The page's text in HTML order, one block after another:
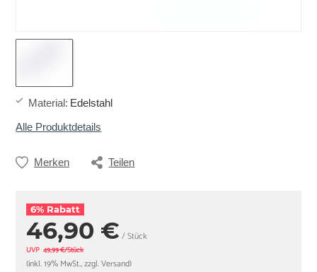
Material: Edelstahl
Alle Produktdetails
Merken Teilen
6% Rabatt
46,90 € / Stück
UVP 49,99 €/Stück
(inkl. 19% MwSt., zzgl. Versand)